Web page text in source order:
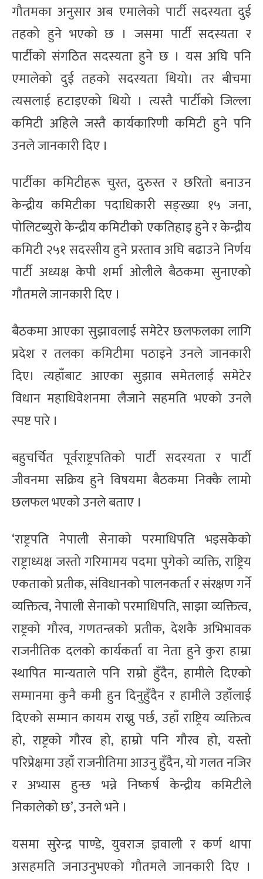
गौतमका अनुसार अब एमालेको पार्टी सदस्यता दुई
तहको हुने भएको छ । जसमा पार्टी सदस्यता र
पार्टीको संगठित सदस्यता हुने छ । यस अघि पनि
एमालेको दुई तहको सदस्यता थियो। तर बीचमा
त्यसलाई हटाइएको थियो । त्यस्तै पार्टीको जिल्ला
कमिटी अहिले जस्तै कार्यकारिणी कमिटी हुने पनि
उनले जानकारी दिए ।
पार्टीका कमिटीहरू चुस्त, दुरुस्त र छरितो बनाउन
केन्द्रीय कमिटीका पदाधिकारी सङ्ख्या १५ जना,
पोलिटब्युरो केन्द्रीय कमिटीको एकतिहाइ हुने र केन्द्रीय
कमिटी २५१ सदस्सीय हुने प्रस्ताव अघि बढाउने निर्णय
पार्टी अध्यक्ष केपी शर्मा ओलीले बैठकमा सुनाएको
गौतमले जानकारी दिए ।
बैठकमा आएका सुझावलाई समेटेर छलफलका लागि
प्रदेश र तलका कमिटीमा पठाइने उनले जानकारी
दिए। त्यहाँबाट आएका सुझाव समेतलाई समेटेर
विधान महाधिवेशनमा लैजाने सहमति भएको उनले
स्पष्ट पारे ।
बहुचर्चित पूर्वराष्ट्रपतिको पार्टी सदस्यता र पार्टी
जीवनमा सक्रिय हुने विषयमा बैठकमा निक्कै लामो
छलफल भएको उनले बताए ।
‘राष्ट्रपति नेपाली सेनाको परमाधिपति भइसकेको
राष्ट्राध्यक्ष जस्तो गरिमामय पदमा पुगेको व्यक्ति, राष्ट्रिय
एकताको प्रतीक, संविधानको पालनकर्ता र संरक्षण गर्ने
व्यक्तित्व, नेपाली सेनाको परमाधिपति, साझा व्यक्तित्व,
राष्ट्रको गौरव, गणतन्त्रको प्रतीक, देशकै अभिभावक
राजनीतिक दलको कार्यकर्ता वा नेता हुने कुरा हाम्रा
स्थापित मान्यताले पनि राम्रो हुँदैन, हामीले दिएको
सम्मानमा कुनै कमी हुन दिनुहुँदैन र हामीले उहाँलाई
दिएको सम्मान कायम राख्नु पर्छ, उहाँ राष्ट्रिय व्यक्तित्व
हो, राष्ट्रको गौरव हो, हाम्रो पनि गौरव हो, यस्तो
परिप्रेक्षमा उहाँ राजनीतिमा आउनु हुँदैन, यो गलत नजिर
र अभ्यास हुन्छ भन्ने निष्कर्ष केन्द्रीय कमिटीले
निकालेको छ’, उनले भने ।
यसमा सुरेन्द्र पाण्डे, युवराज ज्ञवाली र कर्ण थापा
असहमति जनाउनुभएको गौतमले जानकारी दिए ।